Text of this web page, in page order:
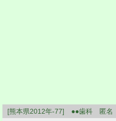
[熊本県2012年-77] ●●歯科 匿名